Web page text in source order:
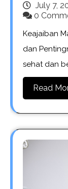
July 7,
0
Keajaiban
dan
sehat dan
Read